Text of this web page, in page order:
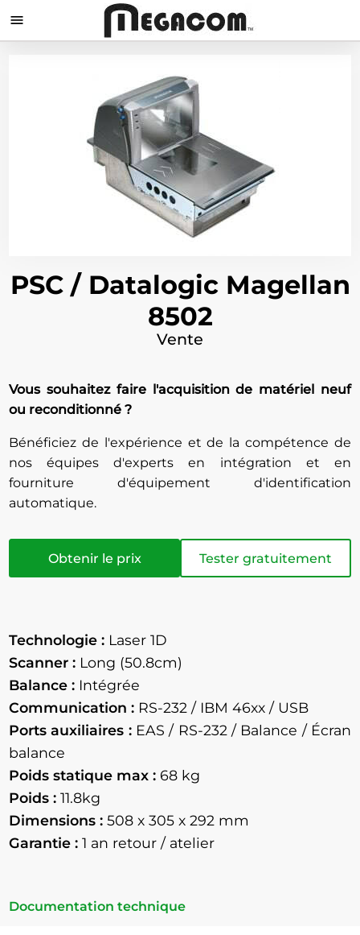

PSC / Datalogic Magellan
8502
Vente
Vous souhaitez faire l'acquisition de matériel neuf
ou reconditionné ?
Bénéficiez de l'expérience et de la compétence de
nos équipes d'experts en intégration et en
fourniture d'équipement d'identification
automatique.
Obtenir le prix Tester gratuitement
Technologie : Laser 1D
Scanner : Long (50.8cm)
Balance : Intégrée
Communication : RS-232 / IBM 46xx / USB
Ports auxiliaires :EAS / RS-232 / Balance / Écran
balance
Poids statique max : 68 kg
Poids : 11.8kg
Dimensions : 508 x 305 x 292 mm
Garantie : 1 an retour / atelier
Documentation technique